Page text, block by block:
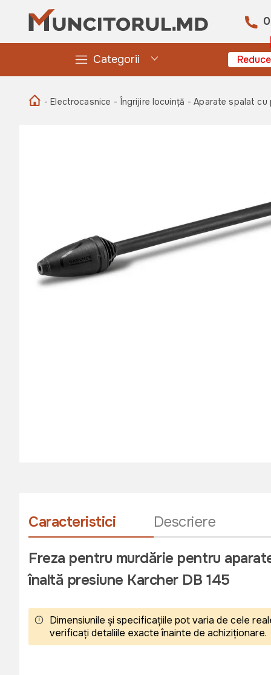
Categorii
- Electrocasnice - Îngrijire locuință - Aparate spalat cu
Caracteristici Descriere
Freza pentru murdărie pentru
înaltă presiune Karcher DB 145
Dimensiunile și specificațiile pot varia de cele
verificați detaliile exacte înainte de achiziționare.